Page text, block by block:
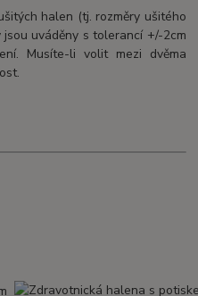
halen (tj. rozměry ušitého
uváděny s tolerancí +/-2cm
Musíte-li volit mezi dvěma